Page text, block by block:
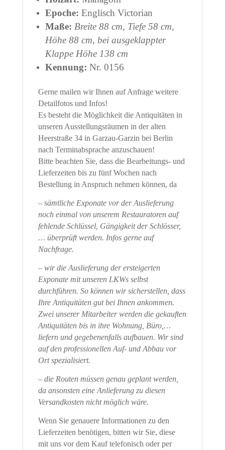
Epoche: Englisch Victorian
Maße: Breite 88 cm, Tiefe 58 cm,
Höhe 88 cm, bei ausgeklappter
Klappe Höhe 138 cm
Kennung: Nr. 0156
Gerne mailen wir Ihnen auf Anfrage weitere
Detailfotos und Infos!
Es besteht die Möglichkeit die Antiquitäten in
unseren Ausstellungsräumen in der alten
Heerstraße 34 in Garzau-Garzin bei Berlin
nach Terminabsprache anzuschauen!
Bitte beachten Sie, dass die Bearbeitungs- und
Lieferzeiten bis zu fünf Wochen nach
Bestellung in Anspruch nehmen können, da
– sämtliche Exponate vor der Auslieferung
noch einmal von unserem Restauratoren auf
fehlende Schlüssel, Gängigkeit der Schlösser,
… überprüft werden. Infos gerne auf
Nachfrage.
– wir die Auslieferung der ersteigerten
Exponate mit unseren LKWs selbst
durchführen. So können wir sicherstellen, dass
Ihre Antiquitäten gut bei Ihnen ankommen.
Zwei unserer Mitarbeiter werden die gekauften
Antiquitäten bis in ihre Wohnung, Büro,…
liefern und gegebenenfalls aufbauen. Wir sind
auf den professionellen Auf- und Abbau vor
Ort spezialisiert.
– die Routen müssen genau geplant werden,
da ansonsten eine Anlieferung zu diesen
Versandkosten nicht möglich wäre.
Wenn Sie genauere Informationen zu den
Lieferzeiten benötigen, bitten wir Sie, diese
mit uns vor dem Kauf telefonisch oder per